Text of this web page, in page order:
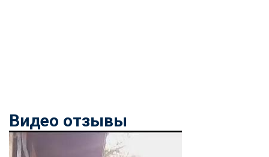
Видео отзывы